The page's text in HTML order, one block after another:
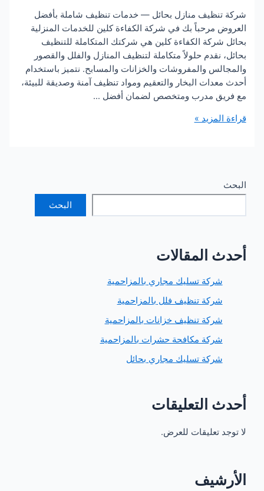
منازل بحائل — خدمات تنظيف شاملة بأفضل
مرحباً بك في شركة الكفاءة كلين للخدمات المنزلية
الكفاءة كلين هي شركتك المتكاملة للتنظيف
نقدم حلولاً متكاملة لتنظيف المنازل والفلل والقصور
والمفروشات والخزانات والمسابح. نتميز باستخدام
البخار والتعقيم ومواد تنظيف آمنة وصديقة للبيئة،
مدرب ومتخصص لضمان أفضل …
»
المقالات
شركة تسليك مجاري بالمزاحمية
شركة تنظيف فلل بالمزاحمية
شركة تنظيف خزانات بالمزاحمية
شركة مكافحة حشرات بالمزاحمية
شركة تسليك مجاري بحائل
التعليقات
تعليقات للعرض.